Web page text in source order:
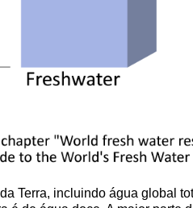
Terra, incluindo água global